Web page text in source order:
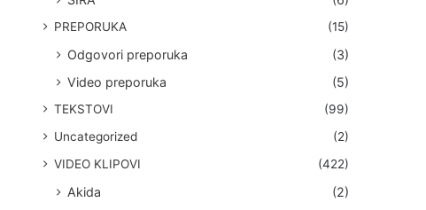
PREPORUKA (15)
Odgovori preporuka
(3)
Video preporuka
(5)
TEKSTOVI
(99)
Uncategorized
(2)
VIDEO KLIPOVI
(422)
Akida
(2)